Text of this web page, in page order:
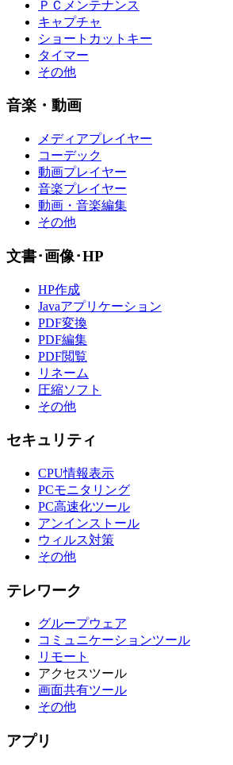
ＰＣメンテナンス
キャプチャ
ショートカットキー
タイマー
その他
音楽・動画
メディアプレイヤー
コーデック
動画プレイヤー
音楽プレイヤー
動画・音楽編集
その他
文書･画像･HP
HP作成
Javaアプリケーション
PDF変換
PDF編集
PDF閲覧
リネーム
圧縮ソフト
その他
セキュリティ
CPU情報表示
PCモニタリング
PC高速化ツール
アンインストール
ウィルス対策
その他
テレワーク
グループウェア
コミュニケーションツール
リモート
アクセスツール
画面共有ツール
その他
アプリ